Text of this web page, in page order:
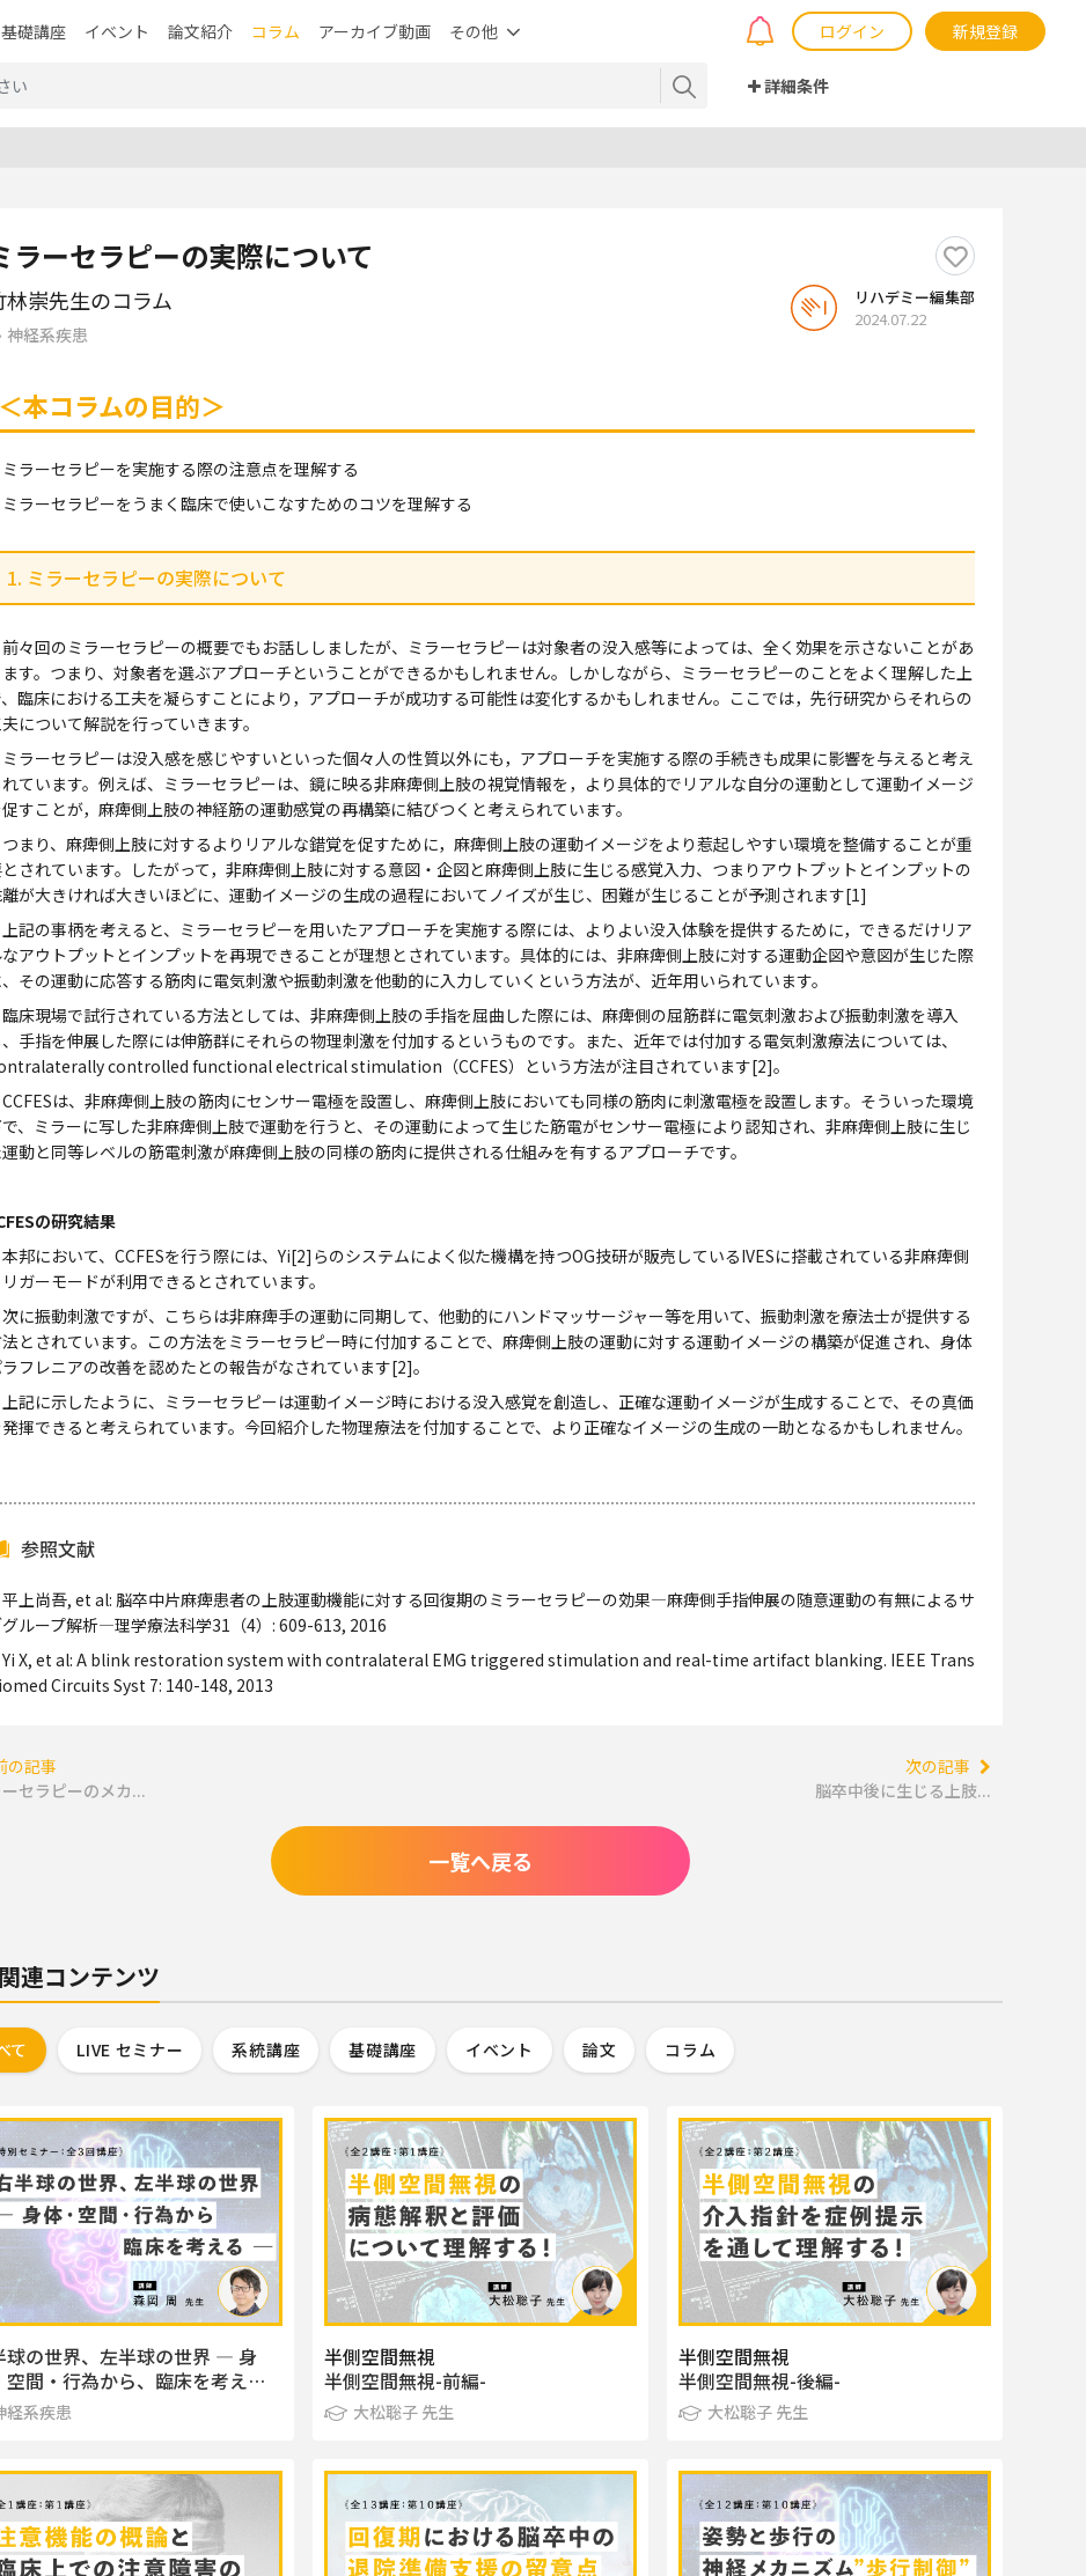
基礎講座 イベント 論文紹介 コラム アーカイブ動画 その他 ログイン 新規登録
詳細条件
ラーセラピーの実際について
林崇先生のコラム
神経系疾患
リハデミー編集部
2024.07.22
＜本コラムの目的＞
ミラーセラピーを実施する際の注意点を理解する
ミラーセラピーをうまく臨床で使いこなすためのコツを理解する
1. ミラーセラピーの実際について
々回のミラーセラピーの概要でもお話ししましたが、ミラーセラピーは対象者の没入感等によっては、全く効果を示さないことがあ
ます。つまり、対象者を選ぶアプローチということができるかもしれません。しかしながら、ミラーセラピーのことをよく理解した上
臨床における工夫を凝らすことにより，アプローチが成功する可能性は変化するかもしれません。ここでは，先行研究からそれらの
について解説を行っていきます。
ラーセラピーは没入感を感じやすいといった個々人の性質以外にも，アプローチを実施する際の手続きも成果に影響を与えると考え
れています。例えば、ミラーセラピーは、鏡に映る非麻痺側上肢の視覚情報を，より具体的でリアルな自分の運動として運動イメージ
すことが，麻痺側上肢の神経筋の運動感覚の再構築に結びつくと考えられています。
まり、麻痺側上肢に対するよりリアルな錯覚を促すために，麻痺側上肢の運動イメージをより惹起しやすい環境を整備することが重
されています。したがって，非麻痺側上肢に対する意図・企図と麻痺側上肢に生じる感覚入力、つまりアウトプットとインプットの
が大きければ大きいほどに、運動イメージの生成の過程においてノイズが生じ、困難が生じることが予測されます[1]
記の事柄を考えると、ミラーセラピーを用いたアプローチを実施する際には、よりよい没入体験を提供するために，できるだけリア
アウトプットとインプットを再現できることが理想とされています。具体的には、非麻痺側上肢に対する運動企図や意図が生じた際
、その運動に応答する筋肉に電気刺激や振動刺激を他動的に入力していくという方法が、近年用いられています。
床現場で試行されている方法としては、非麻痺側上肢の手指を屈曲した際には、麻痺側の屈筋群に電気刺激および振動刺激を導入
、手指を伸展した際には伸筋群にそれらの物理刺激を付加するというものです。また、近年では付加する電気刺激療法については、
controlled functional electrical stimulation（CCFES）という方法が注目されています[2]。
は、非麻痺側上肢の筋肉にセンサー電極を設置し、麻痺側上肢においても同様の筋肉に刺激電極を設置します。そういった環境
、ミラーに写した非麻痺側上肢で運動を行うと、その運動によって生じた筋電がセンサー電極により認知され、非麻痺側上肢に生じ
動と同等レベルの筋電刺激が麻痺側上肢の同様の筋肉に提供される仕組みを有するアプローチです。
の研究結果
邦において、CCFESを行う際には、Yi[2]らのシステムによく似た機構を持つOG技研が販売しているIVESに搭載されている非麻痺側
リガーモードが利用できるとされています。
に振動刺激ですが、こちらは非麻痺手の運動に同期して、他動的にハンドマッサージャー等を用いて、振動刺激を療法士が提供する
とされています。この方法をミラーセラピー時に付加することで、麻痺側上肢の運動に対する運動イメージの構築が促進され、身体
フレニアの改善を認めたとの報告がなされています[2]。
記に示したように、ミラーセラピーは運動イメージ時における没入感覚を創造し、正確な運動イメージが生成することで、その真価
揮できると考えられています。今回紹介した物理療法を付加することで、より正確なイメージの生成の一助となるかもしれません。
参照文献
平上尚吾, et al: 脳卒中片麻痺患者の上肢運動機能に対する回復期のミラーセラピーの効果―麻痺側手指伸展の随意運動の有無によるサ
ループ解析―理学療法科学31（4）: 609-613, 2016
Yi X, et al: A blink restoration system with contralateral EMG triggered stimulation and real-time artifact blanking. IEEE Trans
Circuits Syst 7: 140-148, 2013
の記事
セラピーのメカ...
次の記事
脳卒中後に生じる上肢...
一覧へ戻る
関連コンテンツ
て LIVE セミナー 系統講座 基礎講座 イベント 論文 コラム
球の世界、左半球の世界 ― 身
空間・行為から、臨床を考え…
経系疾患
半側空間無視
半側空間無視-前編-
大松聡子 先生
半側空間無視
半側空間無視-後編-
大松聡子 先生